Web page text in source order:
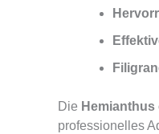
Die Hemianthus
professionelles